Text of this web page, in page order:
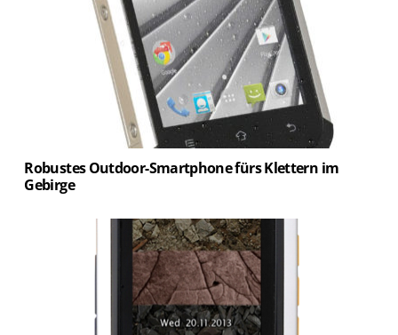
Robustes Outdoor-Smartphone fürs Klettern im
Gebirge